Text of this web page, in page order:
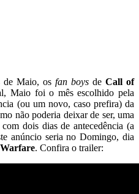
de Maio, os fan boys de Call of
Maio foi o mês escolhido pela
(ou um novo, caso prefira) da
não poderia deixar de ser, uma
dois dias de antecedência (a
anúncio seria no Domingo, dia
. Confira o trailer: